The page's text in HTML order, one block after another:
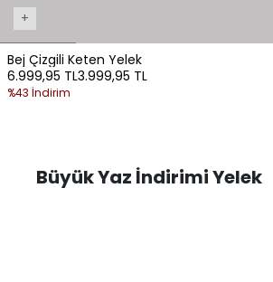
+
Bej Çizgili Keten Yelek
6.999,95 TL3.999,95 TL
%43 İndirim
Büyük Yaz İndirimi Yelek